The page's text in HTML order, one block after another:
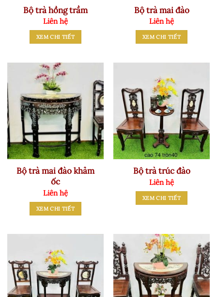
Bộ trà hồng trầm
Liên hệ
XEM CHI TIẾT
Bộ trà mai đào
Liên hệ
XEM CHI TIẾT
Bộ trà mai đào khảm
ốc
Liên hệ
XEM CHI TIẾT
Bộ trà trúc đào
Liên hệ
XEM CHI TIẾT